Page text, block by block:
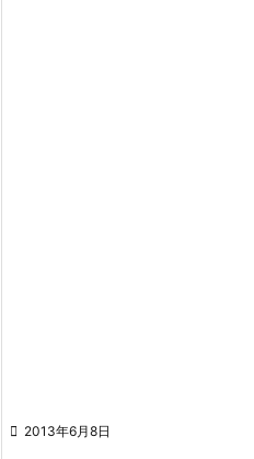
 2013年6月8日